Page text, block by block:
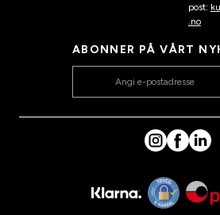
post:
.no
ABONNER PÅ VÅRT